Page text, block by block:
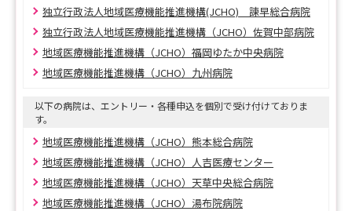
独立行政法人地域医療機能推進機構(JCHO) 諫早総合病院
独立行政法人地域医療機能推進機構（JCHO）佐賀中部病院
地域医療機能推進機構（JCHO）福岡ゆたか中央病院
地域医療機能推進機構（JCHO）九州病院
以下の病院は、エントリー・各種申込を個別で受け付けておりま
す。
地域医療機能推進機構（JCHO）熊本総合病院
地域医療機能推進機構（JCHO）人吉医療センター
地域医療機能推進機構（JCHO）天草中央総合病院
地域医療機能推進機構（JCHO）湯布院病院